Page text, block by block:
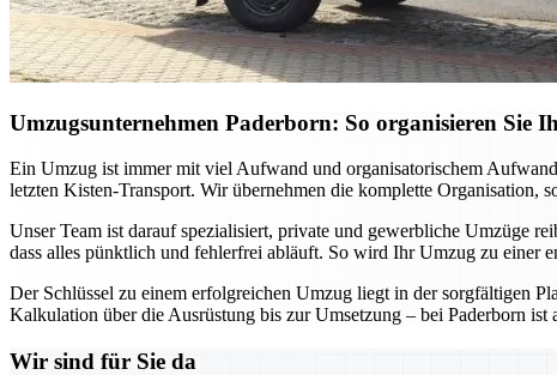
Umzugsunternehmen Paderborn: So organisieren Sie
Ein Umzug ist immer mit viel Aufwand und organisatorischem
letzten Kisten-Transport. Wir übernehmen die komplette Organisation,
Unser Team ist darauf spezialisiert, private und gewerbliche Umzüge
dass alles pünktlich und fehlerfrei abläuft. So wird Ihr Umzug zu einer
Der Schlüssel zu einem erfolgreichen Umzug liegt in der sorgfältigen
Kalkulation über die Ausrüstung bis zur Umsetzung – bei Paderborn
Wir sind für Sie da